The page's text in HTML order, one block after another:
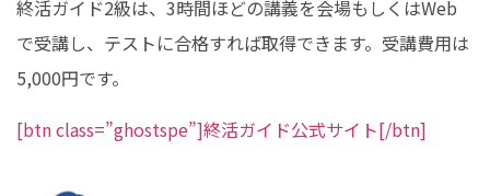
終活ガイド2級は、3時間ほどの講義を会場もしくはWeb
で受講し、テストに合格すれば取得できます。受講費用は
5,000円です。
[btn class=”ghostspe”]終活ガイド公式サイト[/btn]